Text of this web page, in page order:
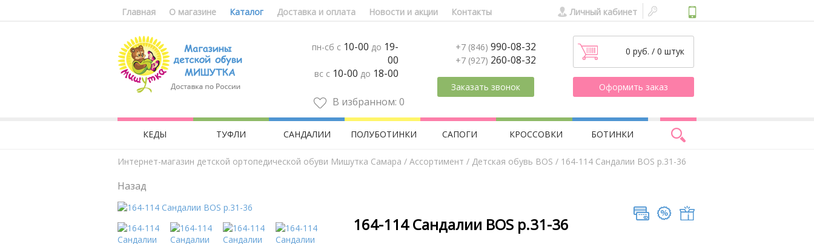
Главная О магазине Каталог Доставка и оплата Новости и акции Контакты Личный кабинет
пн-сб с 10-00 до 19-
00
вс с 10-00 до 18-00
В избранном: 0
+7 (846) 990-08-32
+7 (927) 260-08-32
Заказать звонок
0 руб. / 0 штук
Оформить заказ
КЕДЫ ТУФЛИ САНДАЛИИ ПОЛУБОТИНКИ САПОГИ КРОССОВКИ БОТИНКИ
Интернет-магазин детской ортопедической обуви Мишутка Самара / Aссортимент / Детская обувь BOS / 164-114 Сандалии BOS р.31-36
Назад
164-114 Сандалии BOS р.31-36